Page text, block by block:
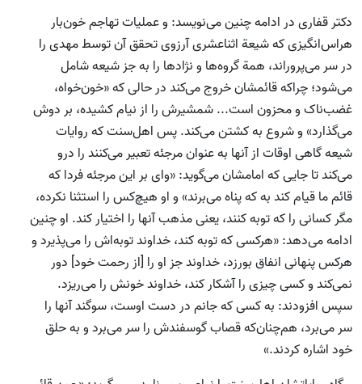
دکتر قفاری در ادامه چنین می‌نویسد: و عملیات تهاجم خون‌بار
هراس‌انگیزی که شیعة اثناعشری آرزوی تحقق آن توسط مهدی را
در سر می‌پروراند، همة گروه‌ها و نژاد‌ها را به جز شیعه شامل
می‌شود؛ چراکه قائمشان خروج می‌کند در حالی که «خون‌خواه،
غضب‌ناک و محزون است... شمشیرش را از نیام کشیده، بر دوش
می‌گذارد» و شروع به کشتن می‌کند. پس اهل‌سنت که روایات
شیعه گاهی اوقات از آنها به عنوان مرجئه تعبیر می‌کنند را درو
می‌کند تا جایی که امامشان می‌گوید: «وای بر این مرجئه فردا که
قائم ما قیام کند به که پناه می‌برند» و او هیچ‌کس را استثنا نکرده،
مگر کسانی را که توبه کنند، یعنی مذهب آنها را اختیار کند. او چنین
ادامه می‌دهد: «هرکسی که توبه کند، خداوند توبه‌اش را می‌پذیرد و
هرکس پنهانی انفاق بورزد، خداوند جز او را [از رحمت خود] دور
نمی‌کند و کسی چیزی را آشکار کند، خداوند خونش را می‌ریزد.
سپس افزودند: به کسی که جانم در دست اوست، سوگند آنها را
سر می‌برد، هم‌چنان‌که قصاب گوسفندش را سر می‌برد و به حلق
خود اشاره کردند.»